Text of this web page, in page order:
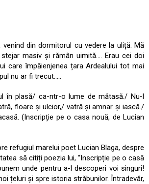
din dormitorul cu vedere la uliță. Mă
masiv și rămân uimită…. Erau cei doi
care împăienjenea țara Ardealului tot mai
nu ar fi trecut…..
în plasă/ ca-ntr-o lume de mătasă./ Nu-l
floare și ulcior,/ vatră și amnar și iască./
(Inscripție pe o casa nouă, de Lucian
refugiul marelui poet Lucian Blaga, despre
să citiți poezia lui, “Inscripție pe o casă
unde pentru a-l descoperi voi singuri!
țeluri și spre istoria străbunilor. Întradevăr,